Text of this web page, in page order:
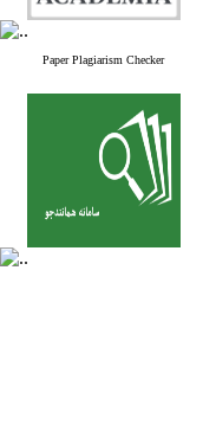
Paper Plagiarism Checker